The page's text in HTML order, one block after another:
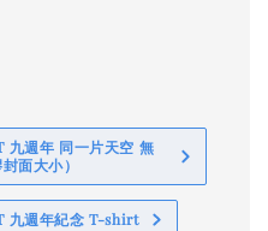
九週年 同一片天空 無
面大小）
九週年紀念 T-shirt